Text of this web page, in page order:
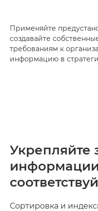
Применяйте
создавайте
требованиям к
информацию в
Укрепляйте
Сортировка и